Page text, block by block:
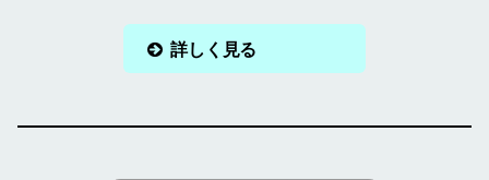
詳しく見る